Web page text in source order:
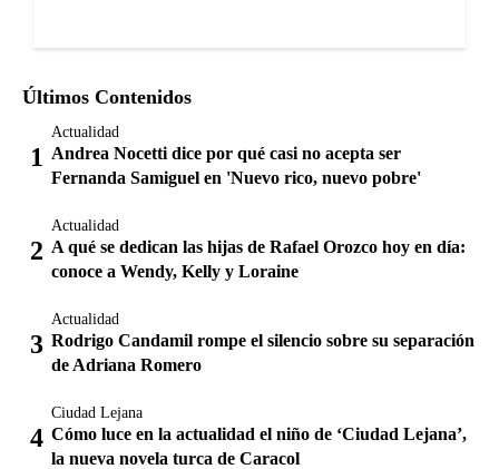
Últimos Contenidos
Actualidad
Andrea Nocetti dice por qué casi no acepta ser
Fernanda Samiguel en 'Nuevo rico, nuevo pobre'
Actualidad
A qué se dedican las hijas de Rafael Orozco hoy en día:
conoce a Wendy, Kelly y Loraine
Actualidad
Rodrigo Candamil rompe el silencio sobre su separación
de Adriana Romero
Ciudad Lejana
Cómo luce en la actualidad el niño de ‘Ciudad Lejana’,
la nueva novela turca de Caracol